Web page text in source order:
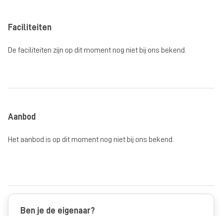
Faciliteiten
De faciliteiten zijn op dit moment nog niet bij ons bekend.
Aanbod
Het aanbod is op dit moment nog niet bij ons bekend.
Ben je de eigenaar?